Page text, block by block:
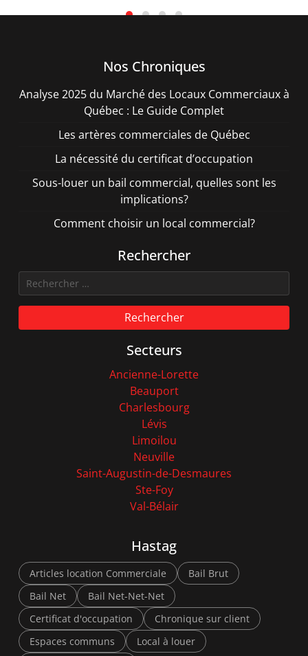
Nos Chroniques
Analyse 2025 du Marché des Locaux Commerciaux à
Québec : Le Guide Complet
Les artères commerciales de Québec
La nécessité du certificat d’occupation
Sous-louer un bail commercial, quelles sont les
implications?
Comment choisir un local commercial?
Rechercher
Rechercher
Secteurs
Ancienne-Lorette
Beauport
Charlesbourg
Lévis
Limoilou
Neuville
Saint-Augustin-de-Desmaures
Ste-Foy
Val-Bélair
Hastag
Articles location Commerciale
Bail Brut
Bail Net
Bail Net-Net-Net
Certificat d'occupation
Chronique sur client
Espaces communs
Local à louer